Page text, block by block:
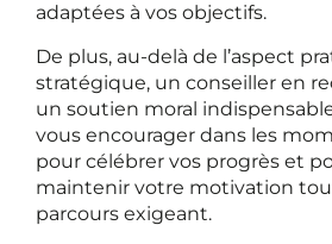
adaptées à vos objectifs.
De plus, au-delà de l’aspect
stratégique, un conseiller en
un soutien moral
vous encourager dans les
pour célébrer vos progrès et
maintenir votre motivation
parcours exigeant.